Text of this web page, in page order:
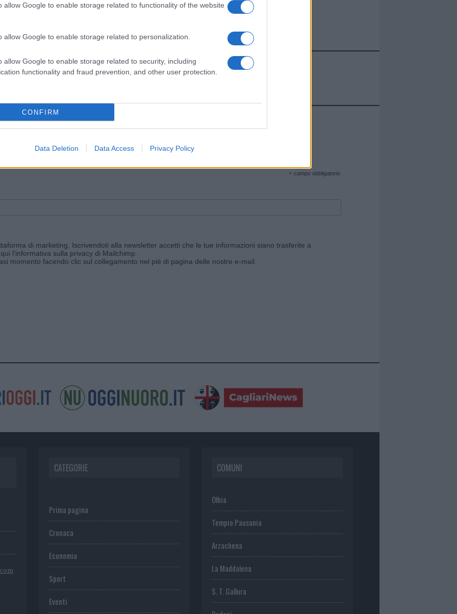
allow Google to enable storage related to functionality of the website
allow Google to enable storage related to personalization.
allow Google to enable storage related to security, including
functionality and fraud prevention, and other user protection.
CONFIRM
Data Deletion Data Access Privacy Policy
Invia un Comunicato Stampa|Pubblicità|Segnala
e ricevi le nostre email periodiche contenenti le ultime notizie pubblicate sul sito web!
* campo obbligatorio
di marketing. Iscrivendoti alla newsletter accetti che le tue informazioni siano trasferite a
l'informativa sulla privacy di Mailchimp
momento facendo clic sul collegamento nel piè di pagina delle nostre e-mail.
CATEGORIE
Prima pagina
Cronaca
Economia
Sport
Eventi
COMUNI
Olbia
Tempio Pausania
Arzachena
La Maddalena
S. T. Gallura